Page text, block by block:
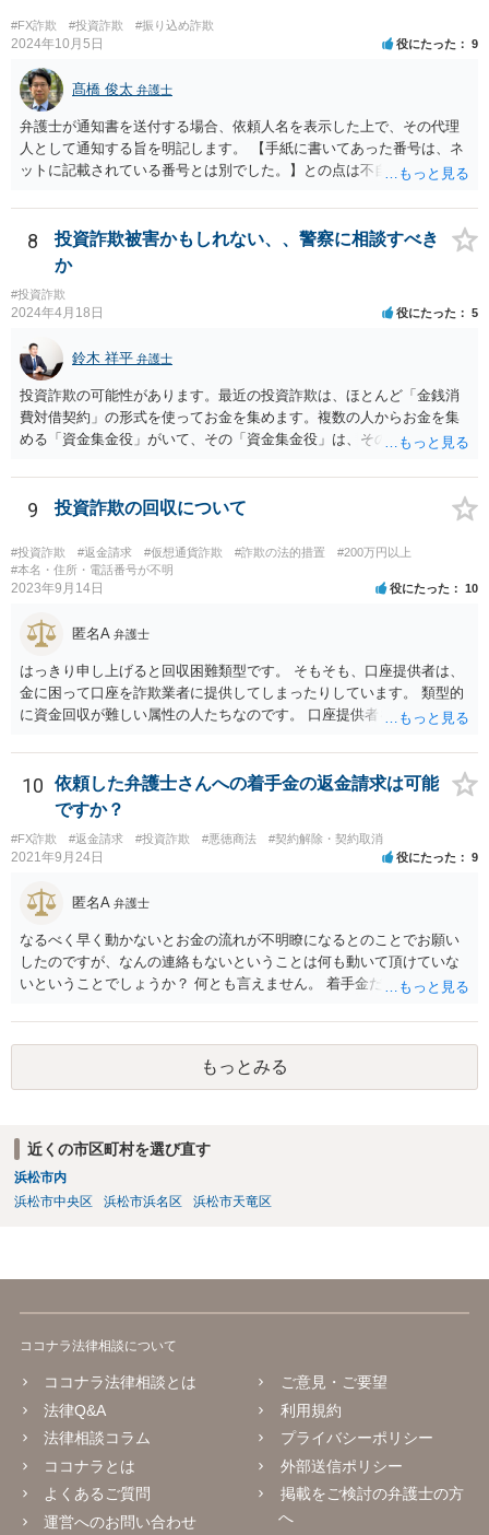
請求権である場合に限られます。 申立には、定められた要件を満た
すことが必要ですので、具体的には弁護士に相談されるかご自身でお
調べになると良いと思います。
#FX詐欺 #投資詐欺 #振り込め詐欺
2024年10月5日 役にたった 9
髙橋 俊太 弁護士
弁護士が通知書を送付する場合、依頼人名を表示した上で、その代理
人として通知する旨を明記します。 【手紙に書いてあった番号は、ネ
ットに記載されている番号とは別でした。】との点は不自然ではある
護士検索でその弁護士を検索し、そこに記載されている電話番号に連
絡をして、通知書の内容等について確認をしてみるとよいでしょう。
8
投資詐欺被害かもしれない、、警察に相談すべき
か
#投資詐欺
2024年4月18日 役にたった 5
鈴木 祥平 弁護士
投資詐欺の可能性があります。最近の投資詐欺は、ほとんど「金銭消
費対借契約」の形式を使ってお金を集めます。複数の人からお金を集
める「資金集金役」がいて、その「資金集金役」は、その先の「投資
初は、数回、配当を支払うことをします。それによって、相手方を信
頼させて、追加の投資をさせる場合があります。しばらくすると、
「投資案件保有者からの配当が止まったので配当が支払えない」とい
ってきます。しばらく、だいたい、みなさん暫く待ちますが、結局返
ってきません。もう待てなくなって、「資金集金役」から回収をしよ
うとしても、「資金集金役」にはお金がありませんし、訴訟を提起し
判に勝訴しても、その「資金集金役」には財産がないので回収をする
分も投資案件保有者の話を信じて、お金を出しているし、もし、これ
が詐欺ならば自分も被害者だ」と言ってきます。お金を出している証
拠として、資金集金役と投資案件保有者の「金銭消費貸借契約書」な
ります。刑事的にも民事的にも責任追及がしにくいスキームになって
いるわけです。 要するに、民事上の責任も刑事上の責任も「資金集金
役」にかぶせて、その先の「投資案件保有者」さらにその先の「投資
案件保有者」みたいに重奏的になっているので、責任追及がしにくい
9 投資詐欺の回収について
#投資詐欺 #返金請求 #仮想通貨詐欺 #詐欺の法的措置
#200万円以上
#本名・住所・電話番号が不明
2023年9月14日 役にたった 10
匿名A 弁護士
はっきり申し上げると回収困難類型です。 そもそも、口座提供者は、
金に困って口座を詐欺業者に提供してしまったりしています。 類型的
に資金回収が難しい属性の人たちなのです。 口座提供者を訴えた場
か、共同不法行為が成立するのかなども問題となります。 裁判所の目
も現状シビアにみられているなというのが感触です。 くわえて、SNS
等で詐欺行為を行った人物についてはそもそも特定が困難な場合が多
いです。 そのため、私は、この手の事件の弁護団に属していますが、
回収は困難であることを明言した上で、それでも依頼する意思がある
かを確認した上で事件に着手して進めています。
10
依頼した弁護士さんへの着手金の返金請求は可能
ですか？
#FX詐欺 #返金請求 #投資詐欺 #悪徳商法 #契約解除・契約取消
2021年9月24日 役にたった 9
匿名A 弁護士
なるべく早く動かないとお金の流れが不明瞭になるとのことでお願い
したのですが、なんの連絡もないということは何も動いて頂けていな
いということでしょうか？ 何とも言えません。 着手金だけ受け取って
などを確認しましょう。 着手金の返金は請求できますか？ 交渉してみ
て、事情によっては弁護士会に相談しましょう。
もっとみる
近くの市区町村を選び直す
浜松市内
浜松市中央区
浜松市浜名区 浜松市天竜区
ココナラ法律相談について
ココナラ法律相談とは
法律Q&A
法律相談コラム
ココナラとは
よくあるご質問
運営へのお問い合わせ
ご意見・ご要望
利用規約
プライバシーポリシー
外部送信ポリシー
掲載をご検討の弁護士の方
へ